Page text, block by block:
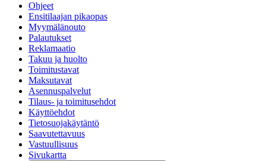
Ohjeet
Ensitilaajan pikaopas
Myymälänouto
Palautukset
Reklamaatio
Takuu ja huolto
Toimitustavat
Maksutavat
Asennuspalvelut
Tilaus- ja toimitusehdot
Käyttöehdot
Tietosuojakäytäntö
Saavutettavuus
Vastuullisuus
Sivukartta